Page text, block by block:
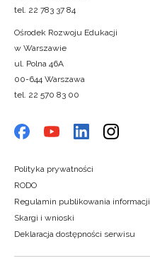
tel. 22 783 37 84
Ośrodek Rozwoju Edukacji
w Warszawie
ul. Polna 46A
00-644 Warszawa
tel. 22 570 83 00
Polityka prywatności
RODO
Regulamin publikowania informacji
Skargi i wnioski
Deklaracja dostępności serwisu